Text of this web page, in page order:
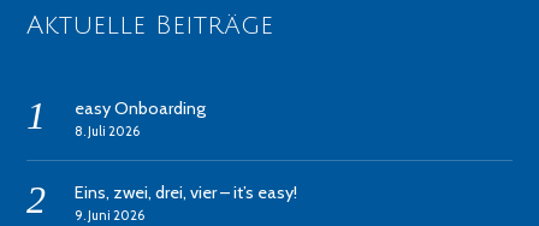
Aktuelle Beiträge
easy Onboarding
8. Juli 2026
Eins, zwei, drei, vier – it’s easy!
9. Juni 2026